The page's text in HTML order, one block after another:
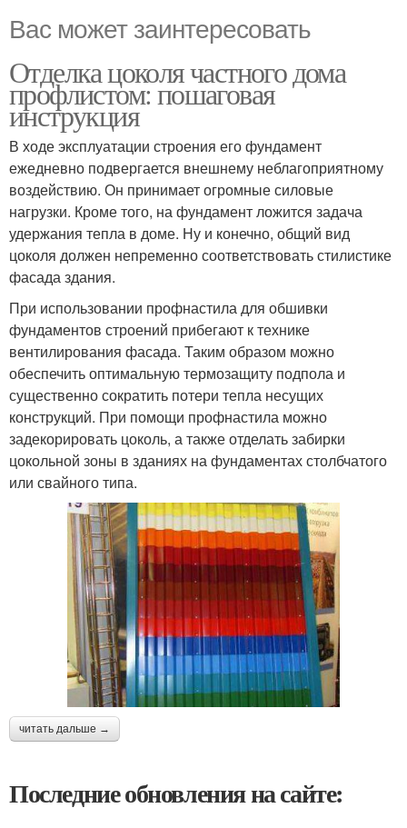
Вас может заинтересовать
Отделка цоколя частного дома
профлистом: пошаговая
инструкция
В ходе эксплуатации строения его фундамент
ежедневно подвергается внешнему неблагоприятному
воздействию. Он принимает огромные силовые
нагрузки. Кроме того, на фундамент ложится задача
удержания тепла в доме. Ну и конечно, общий вид
цоколя должен непременно соответствовать стилистике
фасада здания.
При использовании профнастила для обшивки
фундаментов строений прибегают к технике
вентилирования фасада. Таким образом можно
обеспечить оптимальную термозащиту подпола и
существенно сократить потери тепла несущих
конструкций. При помощи профнастила можно
задекорировать цоколь, а также отделать забирки
цокольной зоны в зданиях на фундаментах столбчатого
или свайного типа.
читать дальше →
Последние обновления на сайте: